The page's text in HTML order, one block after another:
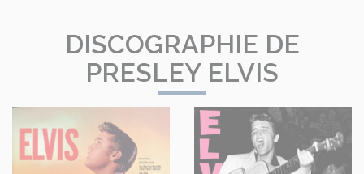
DISCOGRAPHIE DE
PRESLEY ELVIS